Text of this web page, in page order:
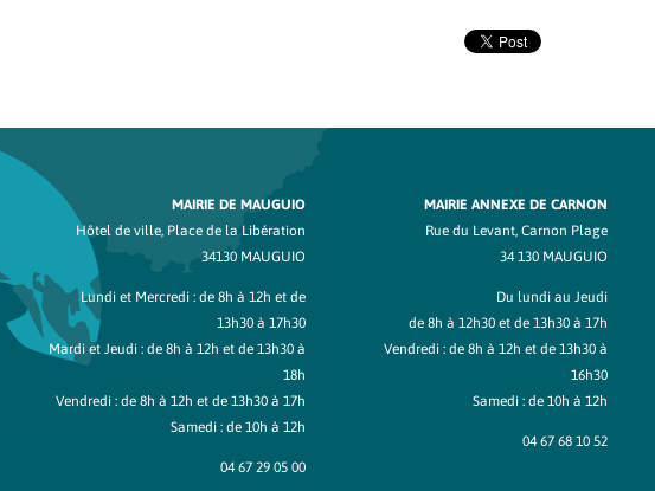
MAIRIE DE MAUGUIO
Hôtel de ville, Place de la Libération
34130 MAUGUIO
Lundi et Mercredi : de 8h à 12h et de
13h30 à 17h30
Mardi et Jeudi : de 8h à 12h et de 13h30 à
18h
Vendredi : de 8h à 12h et de 13h30 à 17h
Samedi : de 10h à 12h
04 67 29 05 00
MAIRIE ANNEXE DE CARNON
Rue du Levant, Carnon Plage
34 130 MAUGUIO
Du lundi au Jeudi
de 8h à 12h30 et de 13h30 à 17h
Vendredi : de 8h à 12h et de 13h30 à
16h30
Samedi : de 10h à 12h
04 67 68 10 52